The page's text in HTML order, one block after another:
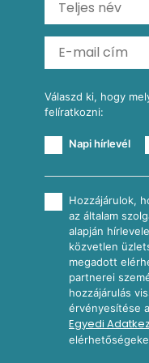
Köretek
Reggeli receptek
Válaszd ki, hogy
felíratkozni:
Napi hírlevél
Hozzájárulok,
az általam
alapján
közvetlen
megadott
partnerei
hozzájárulás
érvényesítése
Egyedi